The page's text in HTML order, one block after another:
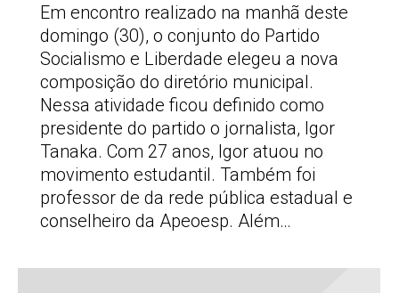
Em encontro realizado na manhã deste
domingo (30), o conjunto do Partido
Socialismo e Liberdade elegeu a nova
composição do diretório municipal.
Nessa atividade ficou definido como
presidente do partido o jornalista, Igor
Tanaka. Com 27 anos, Igor atuou no
movimento estudantil. Também foi
professor de da rede pública estadual e
conselheiro da Apeoesp. Além…